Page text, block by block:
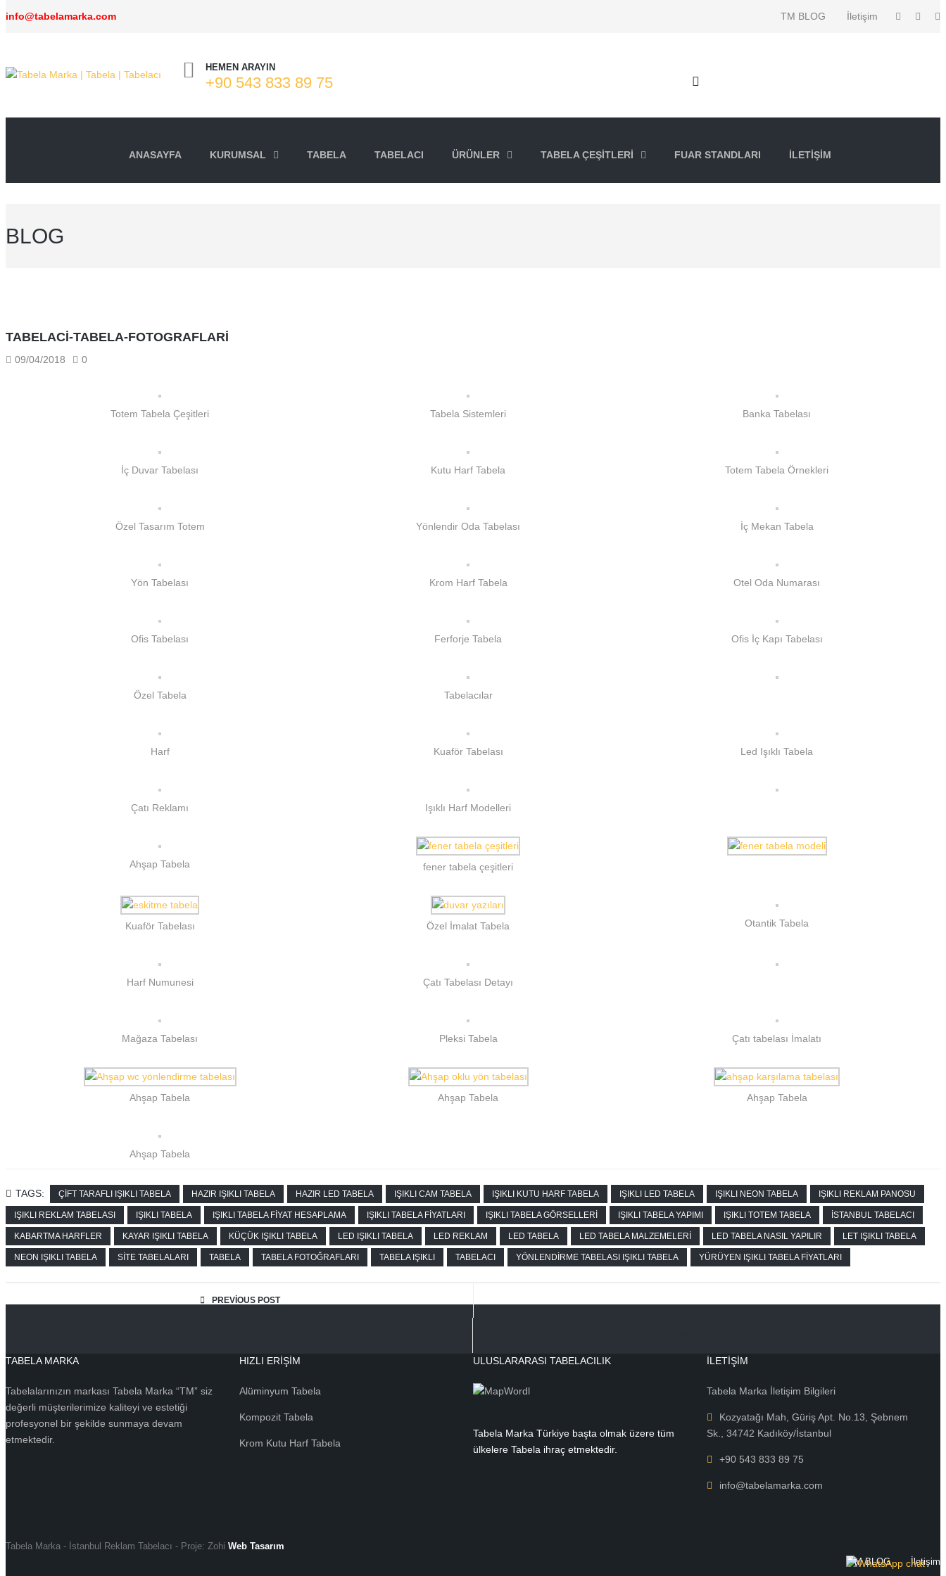
info@tabelamarka.com TM BLOG İletişim
HEMEN ARAYIN
+90 543 833 89 75
ANASAYFA KURUMSAL TABELA TABELACI ÜRÜNLER TABELA ÇEŞITLERI FUAR STANDLARI İLETIŞIM
BLOG
TABELACI-TABELA-FOTOGRAFLARI
09/04/2018 0
Totem Tabela Çeşitleri Tabela Sistemleri Banka Tabelası
İç Duvar Tabelası Kutu Harf Tabela Totem Tabela Örnekleri
Özel Tasarım Totem Yönlendir Oda Tabelası İç Mekan Tabela
Yön Tabelası Krom Harf Tabela Otel Oda Numarası
Ofis Tabelası Ferforje Tabela Ofis İç Kapı Tabelası
Özel Tabela Tabelacılar
Harf Kuaför Tabelası Led Işıklı Tabela
Çatı Reklamı Işıklı Harf Modelleri
Ahşap Tabela fener tabela çeşitleri
Kuaför Tabelası Özel İmalat Tabela Otantik Tabela
Harf Numunesi Çatı Tabelası Detayı
Mağaza Tabelası Pleksi Tabela Çatı tabelası İmalatı
Ahşap Tabela Ahşap Tabela Ahşap Tabela
Ahşap Tabela
TAGS: ÇIFT TARAFLI IŞIKLI TABELA HAZIR IŞIKLI TABELA HAZIR LED TABELA IŞIKLI CAM TABELA IŞIKLI KUTU HARF TABELA IŞIKLI LED TABELA IŞIKLI NEON TABELA IŞIKLI REKLAM PANOSU
IŞIKLI REKLAM TABELASI IŞIKLI TABELA IŞIKLI TABELA FIYAT HESAPLAMA IŞIKLI TABELA FIYATLARI IŞIKLI TABELA GÖRSELLERI IŞIKLI TABELA YAPIMI IŞIKLI TOTEM TABELA İSTANBUL TABELACI
KABARTMA HARFLER KAYAR IŞIKLI TABELA KÜÇÜK IŞIKLI TABELA LED IŞIKLI TABELA LED REKLAM LED TABELA LED TABELA MALZEMELERI LED TABELA NASIL YAPILIR LET IŞIKLI TABELA
NEON IŞIKLI TABELA SITE TABELALARI TABELA TABELA FOTOĞRAFLARI TABELA IŞIKLI TABELACI YÖNLENDIRME TABELASI IŞIKLI TABELA YÜRÜYEN IŞIKLI TABELA FIYATLARI
PREVIOUS POST
TABELA MARKA
Tabelalarınızın markası Tabela Marka “TM” siz
değerli müşterilerimize kaliteyi ve estetiği
profesyonel bir şekilde sunmaya devam
etmektedir.
HIZLI ERIŞIM
Alüminyum Tabela
Kompozit Tabela
Krom Kutu Harf Tabela
ULUSLARARASI TABELACILIK
Tabela Marka Türkiye başta olmak üzere tüm
ülkelere Tabela ihraç etmektedir.
İLETIŞIM
Tabela Marka İletişim Bilgileri
Kozyatağı Mah, Güriş Apt. No.13, Şebnem
Sk., 34742 Kadıköy/İstanbul
+90 543 833 89 75
info@tabelamarka.com
Tabela Marka - İstanbul Reklam Tabelacı - Proje: Zohi Web Tasarım
TM BLOG
İletişim